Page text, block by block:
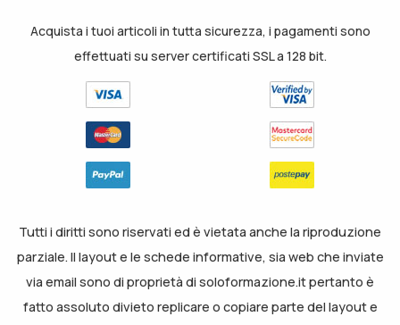
Acquista i tuoi articoli in tutta sicurezza, i pagamenti sono
effettuati su server certificati SSL a 128 bit.
Tutti i diritti sono riservati ed è vietata anche la riproduzione
parziale. Il layout e le schede informative, sia web che inviate
via email sono di proprietà di soloformazione.it pertanto è
fatto assoluto divieto replicare o copiare parte del layout e